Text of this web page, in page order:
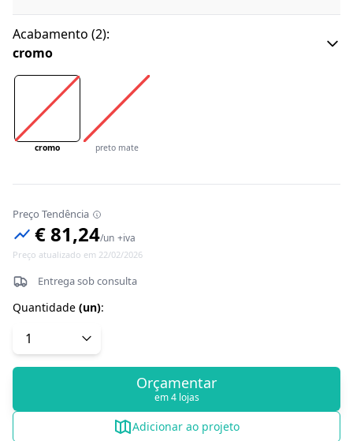
Acabamento (2):
cromo
cromo preto mate
Preço Tendência
€ 81,24/un +iva
Preço atualizado em 22/02/2026
Entrega sob consulta
Quantidade (un):
Orçamentar
em 4 lojas
Adicionar ao projeto